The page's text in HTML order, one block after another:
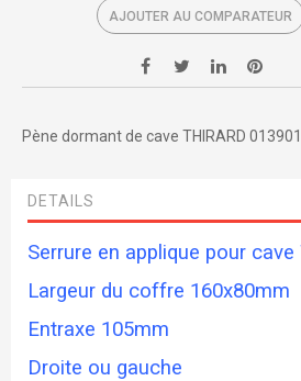
AJOUTER AU COMPARATEUR
Pène dormant de cave THIRARD 013901
DETAILS
Serrure en applique pour cave
Largeur du coffre 160x80mm
Entraxe 105mm
Droite ou gauche